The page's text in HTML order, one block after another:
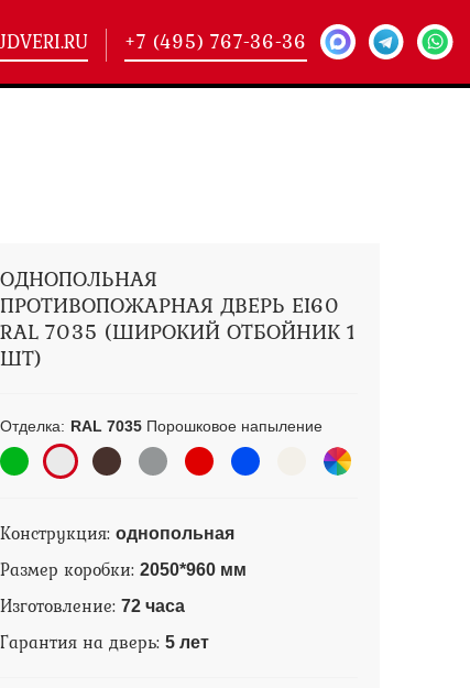
(178)
+7 (495) 767-36-36
ОДНОПОЛЬНАЯ
ПРОТИВОПОЖАРНАЯ ДВЕРЬ EI60
RAL 7035 (ШИРОКИЙ ОТБОЙНИК 1
ШТ)
Отделка: RAL 7035Порошковое напыление
Конструкция: однопольная
Размер коробки: 2050*960 мм
Изготовление: 72 часа
Гарантия на дверь: 5 лет